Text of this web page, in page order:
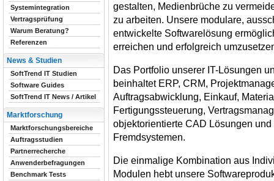
gestalten, Medienbrüche zu
zu arbeiten. Unsere modulare,
entwickelte Softwarelösung
erreichen und erfolgreich
Das Portfolio unserer IT-Lösungen
beinhaltet ERP, CRM,
Auftragsabwicklung, Einkauf,
Fertigungssteuerung,
objektorientierte CAD Lösungen
Fremdsystemen.
Die einmalige Kombination aus
Modulen hebt unsere
Systemintegration
Vertragsprüfung
Warum Beratung?
Referenzen
News & Studien
SoftTrend IT Studien
Software Guides
SoftTrend IT News / Artikel
Marktforschung
Marktforschungsbereiche
Auftragsstudien
Partnerrecherche
Anwenderbefragungen
Benchmark Tests